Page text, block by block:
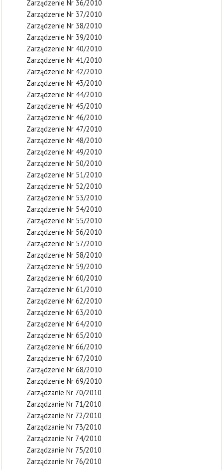
Zarządzenie Nr 36/2010
Zarządzenie Nr 37/2010
Zarządzenie Nr 38/2010
Zarządzenie Nr 39/2010
Zarządzenie Nr 40/2010
Zarządzenie Nr 41/2010
Zarządzenie Nr 42/2010
Zarządzenie Nr 43/2010
Zarządzenie Nr 44/2010
Zarządzenie Nr 45/2010
Zarządzenie Nr 46/2010
Zarządzenie Nr 47/2010
Zarządzenie Nr 48/2010
Zarządzenie Nr 49/2010
Zarządzenie Nr 50/2010
Zarządzenie Nr 51/2010
Zarządzenie Nr 52/2010
Zarządzenie Nr 53/2010
Zarządzenie Nr 54/2010
Zarządzenie Nr 55/2010
Zarządzenie Nr 56/2010
Zarządzenie Nr 57/2010
Zarządzenie Nr 58/2010
Zarządzenie Nr 59/2010
Zarządzenie Nr 60/2010
Zarządzenie Nr 61/2010
Zarządzenie Nr 62/2010
Zarządzenie Nr 63/2010
Zarządzenie Nr 64/2010
Zarządzenie Nr 65/2010
Zarządzenie Nr 66/2010
Zarządzenie Nr 67/2010
Zarządzenie Nr 68/2010
Zarządzenie Nr 69/2010
Zarządzanie Nr 70/2010
Zarządzanie Nr 71/2010
Zarządzanie Nr 72/2010
Zarządzanie Nr 73/2010
Zarządzanie Nr 74/2010
Zarządzanie Nr 75/2010
Zarządzanie Nr 76/2010